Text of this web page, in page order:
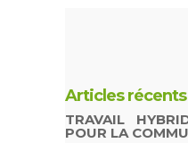
Articles récents
TRAVAIL
POUR LA